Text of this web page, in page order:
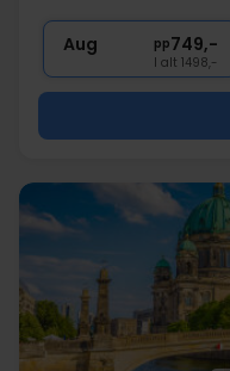
1x 1 velkomstdrink
Aug pp749,-
I alt 1498,-